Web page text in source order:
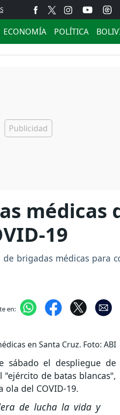
ECONOMÍA POLÍTICA
médicas
19
brigadas médicas para
en:
en Santa Cruz. Foto: ABI
sábado el despliegue de
"ejército de batas blancas",
ola del COVID-19.
de lucha la vida y